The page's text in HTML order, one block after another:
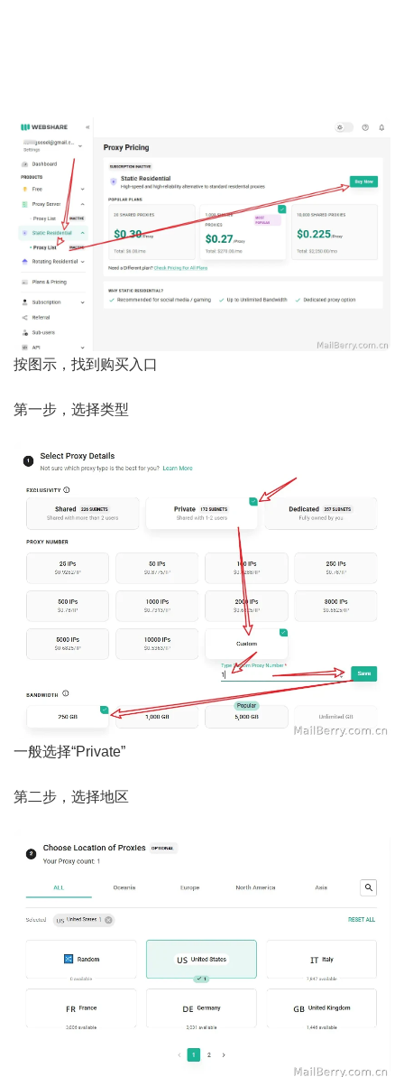
按图示，找到购买入口
第一步，选择类型
一般选择“Private”
第二步，选择地区